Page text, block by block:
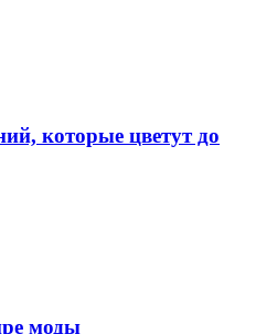
которые цветут до
моды